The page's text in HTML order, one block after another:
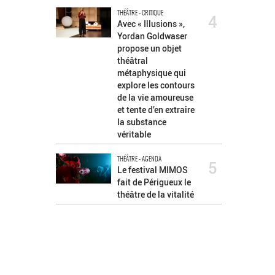
THÉÂTRE - CRITIQUE
Avec « Illusions »,
Yordan Goldwaser
propose un objet
théâtral
métaphysique qui
explore les contours
de la vie amoureuse
et tente d’en extraire
la substance
véritable
4
THÉÂTRE - AGENDA
Le festival MIMOS
fait de Périgueux le
théâtre de la vitalité
5